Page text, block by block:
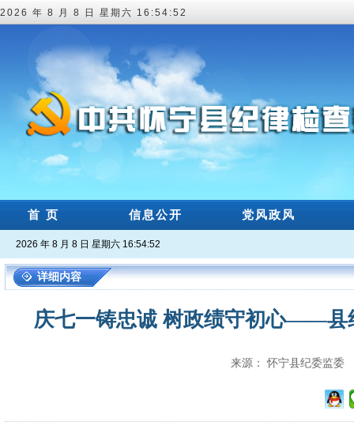
2026 年 8 月 8 日 星期六 16:54:53
首 页 信息公开 党风政风
2026 年 8 月 8 日 星期六 16:54:53
详细内容
庆七一铸忠诚 树政绩守初心——县
来源： 怀宁县纪委监